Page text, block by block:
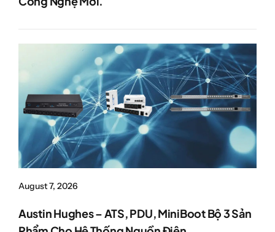
August 7, 2026
Austin Hughes – ATS, PDU, MiniBoot Bộ 3 Sản